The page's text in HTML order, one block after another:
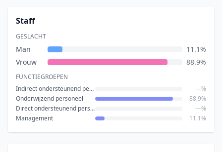
Staff
GESLACHT
Man
11.1%
Vrouw
88.9%
FUNCTIEGROEPEN
Indirect ondersteunend personeel
—%
Onderwijzend personeel
88.9%
Direct ondersteunend personeel
—%
Management
11.1%